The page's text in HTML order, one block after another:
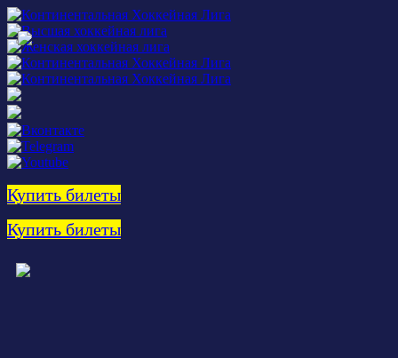
Купить билеты
Купить билеты